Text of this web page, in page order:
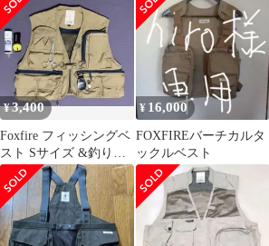
ダー付き
¥3,400
Foxfire フィッシングベ
スト Sサイズ &釣り用
品セット
¥ 16,000
FOXFIREバーチカルタ
ックルベスト